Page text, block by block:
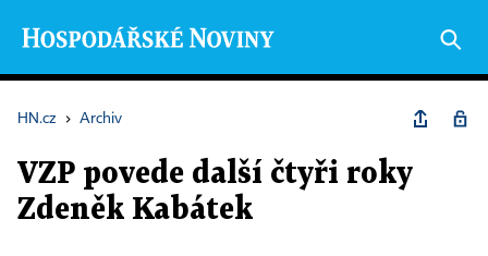
HN.cz › Archiv
VZP povede další čtyři roky
Zdeněk Kabátek